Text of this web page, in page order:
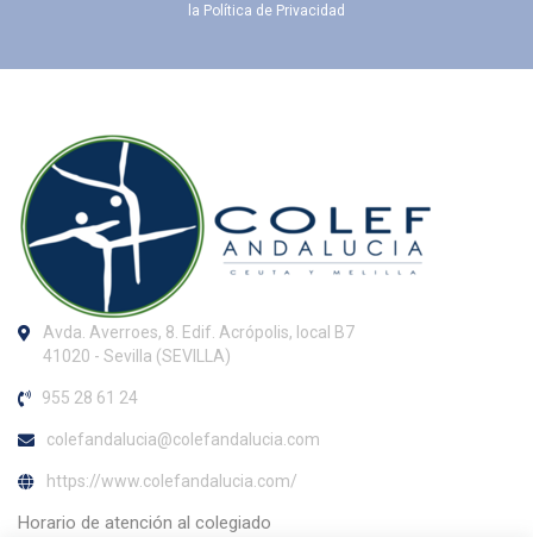
la Política de Privacidad
Avda. Averroes, 8. Edif. Acrópolis, local B7
41020 - Sevilla (SEVILLA)
955 28 61 24
colefandalucia@colefandalucia.com
https://www.colefandalucia.com/
Horario de atención al colegiado